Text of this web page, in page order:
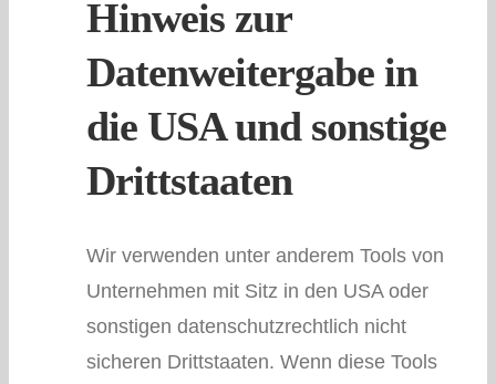
Hinweis zur
Datenweitergabe in
die USA und sonstige
Drittstaaten
Wir verwenden unter anderem Tools von
Unternehmen mit Sitz in den USA oder
sonstigen datenschutzrechtlich nicht
sicheren Drittstaaten. Wenn diese Tools